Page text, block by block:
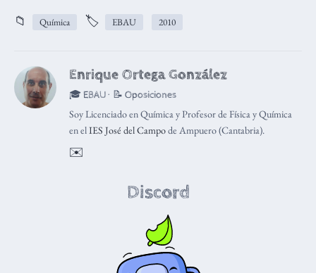
📁 Química 🏷️ EBAU 2010
Enrique Ortega González
🎓 EBAU · 📝 Oposiciones
Soy Licenciado en Química y Profesor de Física y Química
en elIES José del Campode Ampuero (Cantabria).
✉️
Discord